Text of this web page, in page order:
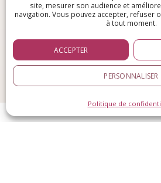
site, mesurer son audience et
navigation. Vous pouvez accepter, refuser
à tout moment.
ACCEPTER
PERSONNALISER
Politique de
Chemins de
conflits, la relation et
possibles de